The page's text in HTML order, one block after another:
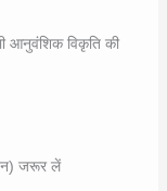
आनुवंशिक विकृति की
जरूर लें